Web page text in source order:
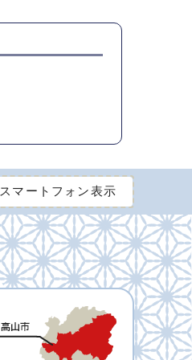
スマートフォン表示